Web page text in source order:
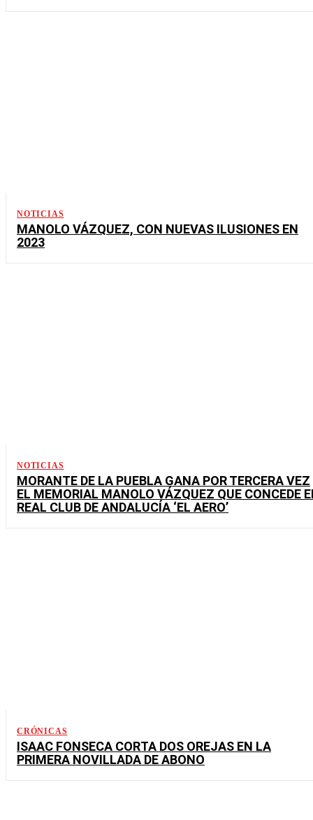
NOTICIAS
MANOLO VÁZQUEZ, CON NUEVAS ILUSIONES EN
2023
NOTICIAS
MORANTE DE LA PUEBLA GANA POR TERCERA VEZ
EL MEMORIAL MANOLO VÁZQUEZ QUE CONCEDE
REAL CLUB DE ANDALUCÍA ‘EL AERO’
CRÓNICAS
ISAAC FONSECA CORTA DOS OREJAS EN LA
PRIMERA NOVILLADA DE ABONO